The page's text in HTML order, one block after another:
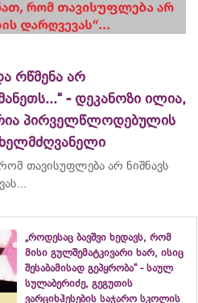
რწმენა არ
- დეკანოზი ილია,
პირველწლოდებულის
თავისუფლება არ ნიშნავს
„როდესაც ბავშვი ხედავს, რომ
მისი გულშემატკივარი ხარ, ისიც
შესაბამისად გეპყრობა“ - საულ
სულაბერიძე, გეგუთის
ვარციხჰესების საჯარო სკოლის